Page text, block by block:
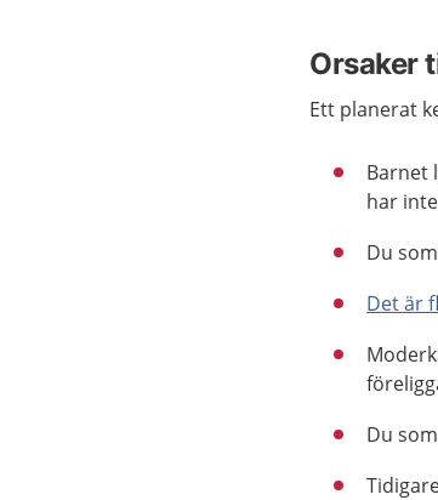
Orsaker
Ett planerat
Barnet
har
Du
Det är
Du